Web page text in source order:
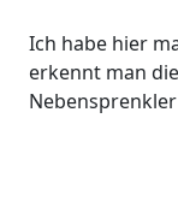
Ich habe hier
erkennt man